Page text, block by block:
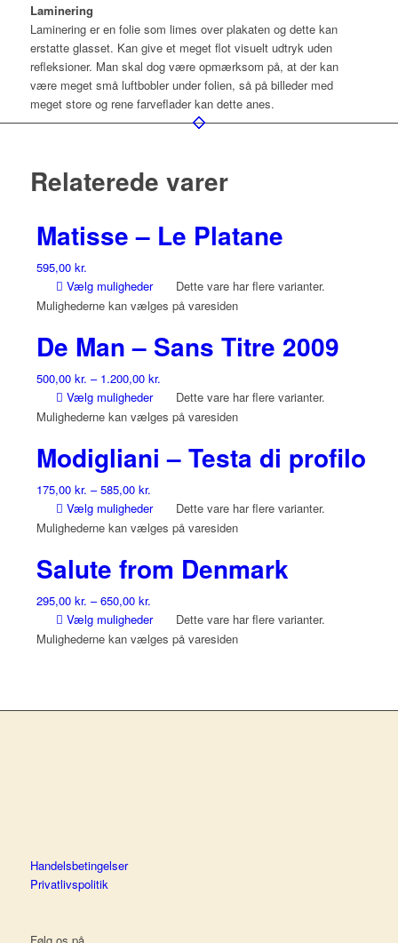
Laminering
Laminering er en folie som limes over plakaten og dette kan
erstatte glasset. Kan give et meget flot visuelt udtryk uden
refleksioner. Man skal dog være opmærksom på, at der kan
være meget små luftbobler under folien, så på billeder med
meget store og rene farveflader kan dette anes.
Relaterede varer
Matisse – Le Platane
595,00 kr.
Vælg muligheder
Dette vare har flere varianter.
Mulighederne kan vælges på varesiden
De Man – Sans Titre 2009
500,00 kr. – 1.200,00 kr.
Vælg muligheder
Dette vare har flere varianter.
Mulighederne kan vælges på varesiden
Modigliani – Testa di profilo
175,00 kr. –585,00 kr.
Vælg muligheder
Dette vare har flere varianter.
Mulighederne kan vælges på varesiden
Salute from Denmark
295,00 kr. –650,00 kr.
Vælg muligheder
Dette vare har flere varianter.
Mulighederne kan vælges på varesiden
Handelsbetingelser
Privatlivspolitik